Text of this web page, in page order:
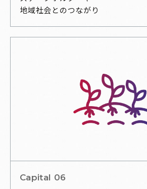
地域社会とのつながり
Capital 06